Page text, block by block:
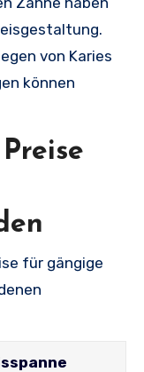
von Karies
können
für gängige